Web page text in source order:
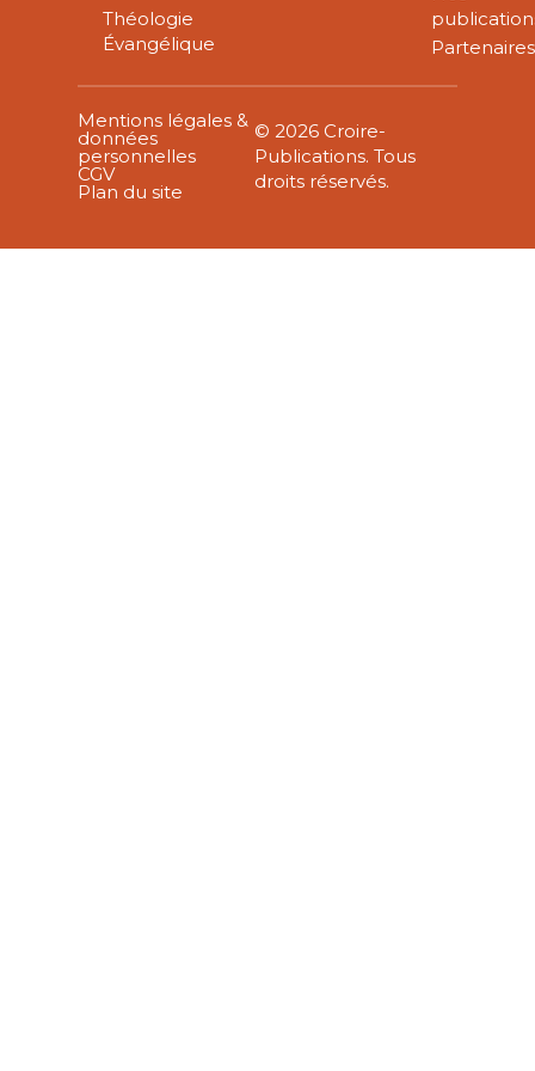
Théologie
Évangélique
Partenaires
Mentions légales &
données
personnelles
CGV
Plan du site
© 2026 Croire-
Publications. Tous
droits réservés.